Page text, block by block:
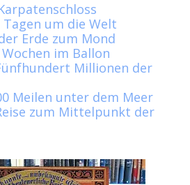
Tagen um die Welt
Erde zum Mond
im Ballon
Millionen der
Meilen unter dem Meer
zum Mittelpunkt der